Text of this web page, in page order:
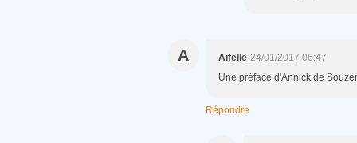
A Aifelle 24/01/2017 06:47
Une préface d'Annick de
Répondre